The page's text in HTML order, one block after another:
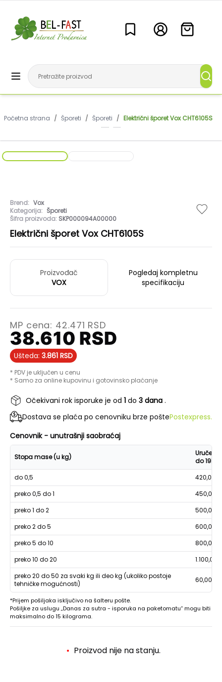
Početna strana / Šporeti / Šporeti / Električni šporet Vox CHT6105S
Brend: Vox
Kategorija: Šporeti
Šifra proizvoda: SKP000094A00000
Električni šporet Vox CHT6105S
Proizvođač
VOX
Pogledaj kompletnu
specifikaciju
MP cena: 42.471 RSD
38.610 RSD
Ušteda: 3.861 RSD
* PDV je uključen u cenu
* Samo za online kupovinu i gotovinsko plaćanje
Očekivani rok isporuke je od 1 do 3 dana .
Dostava se plaća po cenovniku brze poštePostexpress.
Cenovnik - unutrašnji saobraćaj
Stopa mase (u kg)
Uručenje
do 19h
do 0,5
420,00
preko 0,5 do 1
450,00
preko 1 do 2
500,00
preko 2 do 5
600,00
preko 5 do 10
800,00
preko 10 do 20
1.100,00
preko 20 do 50 za svaki kg ili deo kg (ukoliko postoje
tehničke mogućnosti)
60,00
*Prijem pošiljaka isključivo na šalteru pošte.
Pošiljke za uslugu „Danas za sutra - isporuka na paketomatu“ mogu biti
maksimalno do 15 kilograma.
Proizvod nije na stanju.